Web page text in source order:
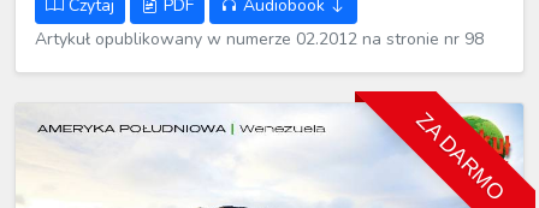
Czytaj PDF
Audiobook
Artykuł opublikowany w numerze 02.2012 na stronie nr 98
ZA DARMO